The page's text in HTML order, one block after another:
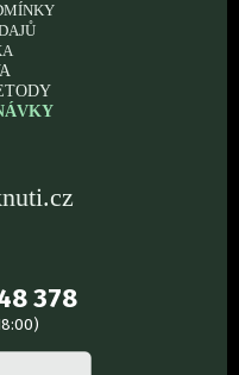
378